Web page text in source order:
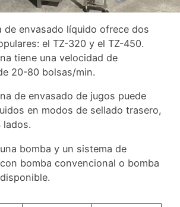
de envasado líquido ofrece dos
el TZ-320 y el TZ-450.
tiene una velocidad de
20-80 bolsas/min.
de envasado de jugos puede
en modos de sellado trasero,
lados.
bomba y un sistema de
bomba convencional o bomba